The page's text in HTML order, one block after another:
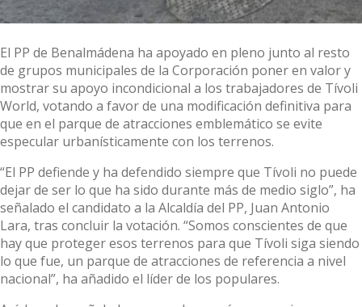
El PP de Benalmádena ha apoyado en pleno junto al resto
de grupos municipales de la Corporación poner en valor y
mostrar su apoyo incondicional a los trabajadores de Tívoli
World, votando a favor de una modificación definitiva para
que en el parque de atracciones emblemático se evite
especular urbanísticamente con los terrenos.
“El PP defiende y ha defendido siempre que Tívoli no puede
dejar de ser lo que ha sido durante más de medio siglo”, ha
señalado el candidato a la Alcaldía del PP, Juan Antonio
Lara, tras concluir la votación. “Somos conscientes de que
hay que proteger esos terrenos para que Tívoli siga siendo
lo que fue, un parque de atracciones de referencia a nivel
nacional”, ha añadido el líder de los populares.